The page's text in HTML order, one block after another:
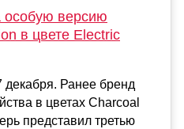
особую версию
в цвете Electric
Ранее бренд
в цветах Charcoal
представил третью